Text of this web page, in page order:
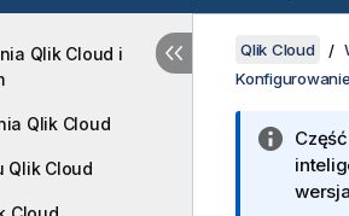
Qlik Cloud i
Qlik Cloud
Qlik Cloud
Qlik Cloud